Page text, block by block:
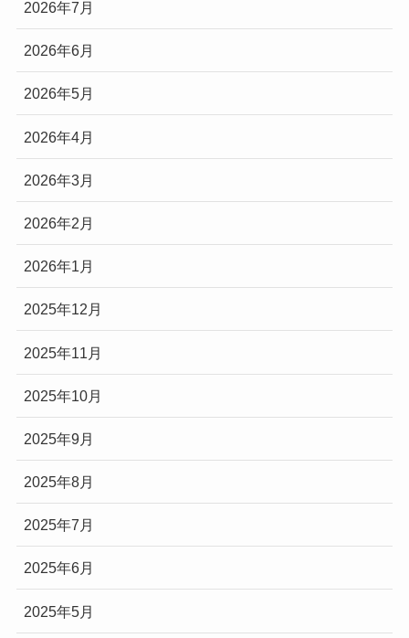
2026年7月
2026年6月
2026年5月
2026年4月
2026年3月
2026年2月
2026年1月
2025年12月
2025年11月
2025年10月
2025年9月
2025年8月
2025年7月
2025年6月
2025年5月